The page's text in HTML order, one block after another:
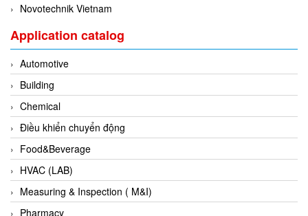
EPE Process Filters & Accumulators
Epro/Emerson
Erhardt-Leimer
Erhardt-Leimer
Erhardt-leimer
ERICHSEN
Erinda/Delta
ESA Automation Vietnam
Esa Pyronics
Novotechnik Vietnam
Application catalog
Automotive
Building
Chemical
Điều khiển chuyển động
Food&Beverage
HVAC (LAB)
Measuring & Inspection ( M&I)
Pharmacy